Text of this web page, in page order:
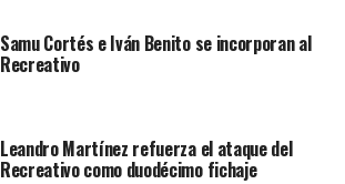
Samu Cortés e Iván Benito se incorporan al
Recreativo
Leandro Martínez refuerza el ataque del
Recreativo como duodécimo fichaje